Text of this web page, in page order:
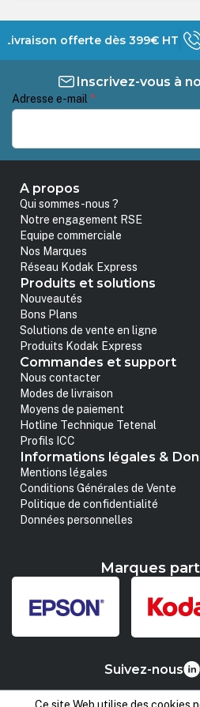
Livraison offerte dès 399€ HT
Inscrivez-vous à
Adresse e-mail *
A propos
Qui sommes-nous ?
Notre engagement RSE
Equipe commerciale
Nos Marques
Réseau Kodak Express
Produits et solutions
Nouveautés
Bons Plans
Solutions de vente en ligne
Produits Kodak Express
Commandes et support
Nous contacter
Modes de livraison
Moyens de paiement
Hotline Technique Tetenal
Profils ICC
Informations légales &
Mentions légales
Conditions Générales de Vente
Politique de confidentialité
Données personnelles
Marques
Suivez-nous